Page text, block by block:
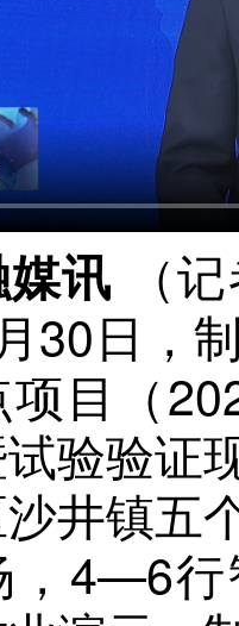
讯
（
30日，
项目（
验验证
井镇五
，4—6行